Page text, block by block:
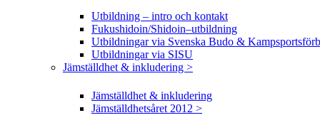
Utbildning – intro och kontakt
Fukushidoin/Shidoin–utbildning
Utbildningar via Svenska Budo &
Utbildningar via SISU
Jämställdhet & inkludering >
Jämställdhet & inkludering
Jämställdhetsåret 2012 >